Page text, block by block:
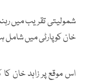
شمولیتی تقریب میں
خان کو پارٹی میں شامل
اس موقع پر زاہد خان